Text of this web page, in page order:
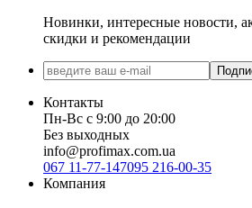
Новинки, интересные новости,
скидки и рекомендации
Контакты
Пн-Вс с 9:00 до 20:00
Без выходных
info@profimax.com.ua
067 11-77-147095 216-00-35
Компания